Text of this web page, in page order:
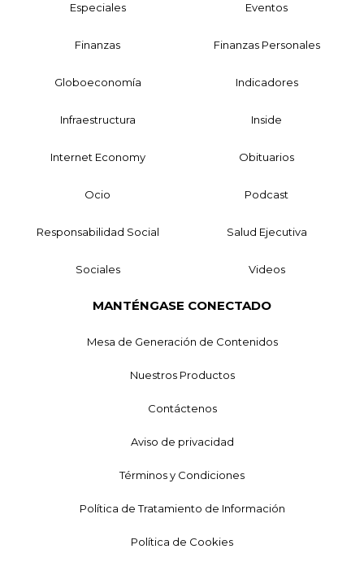
Especiales Eventos
Finanzas Finanzas Personales
Globoeconomía Indicadores
Infraestructura Inside
Internet Economy Obituarios
Ocio Podcast
Responsabilidad Social Salud Ejecutiva
Sociales Videos
MANTÉNGASE CONECTADO
Mesa de Generación de Contenidos
Nuestros Productos
Contáctenos
Aviso de privacidad
Términos y Condiciones
Política de Tratamiento de Información
Política de Cookies